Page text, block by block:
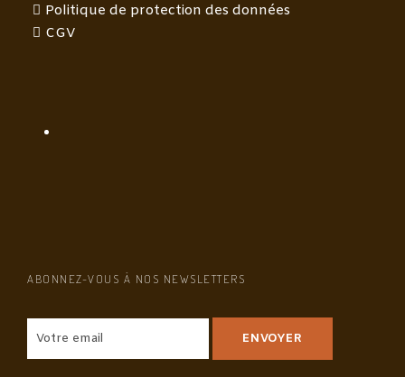
Politique de protection des données
CGV
ABONNEZ-VOUS À NOS NEWSLETTERS